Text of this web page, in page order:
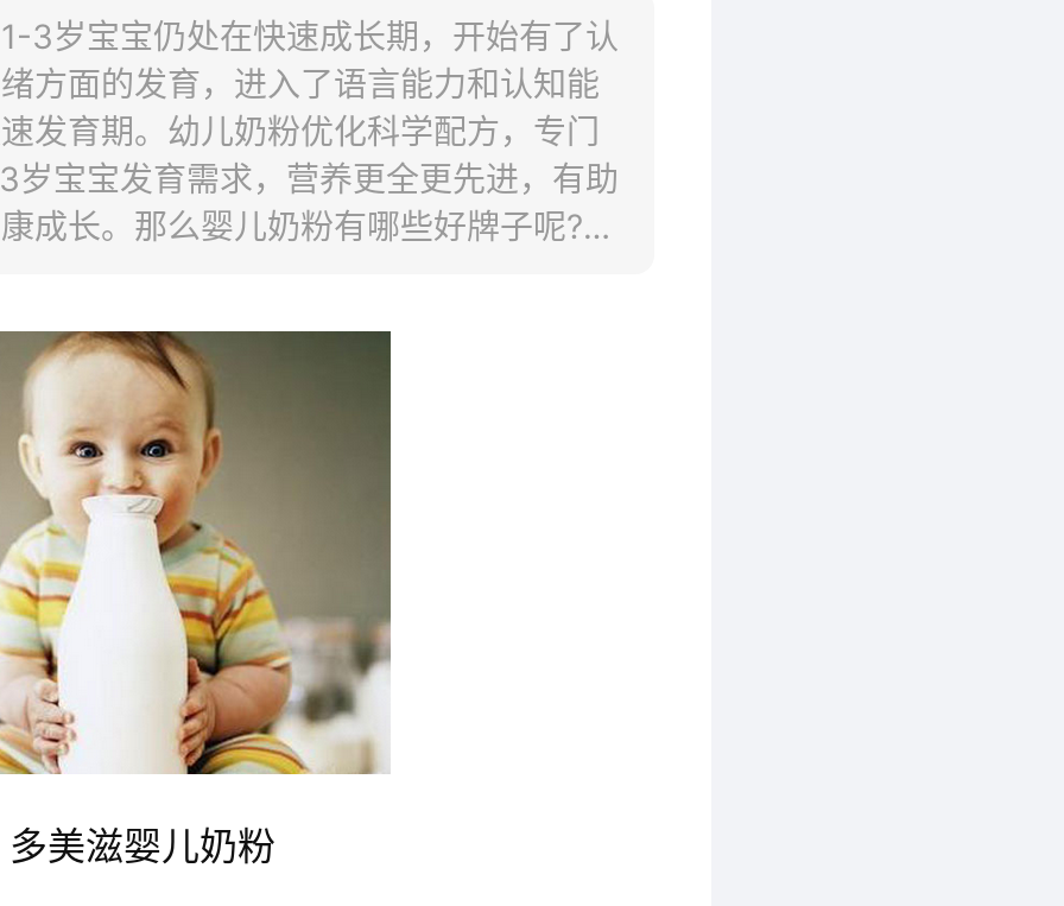
3岁宝宝仍处在快速成长期，开始有了认
方面的发育，进入了语言能力和认知能
发育期。幼儿奶粉优化科学配方，专门
岁宝宝发育需求，营养更全更先进，有助
成长。那么婴儿奶粉有哪些好牌子呢?主
Kabrita佳贝艾特4、雅培婴儿奶粉5、惠
粉6、伊利婴儿奶粉7、雀巢婴儿奶粉8、
奶粉9、圣元婴儿奶粉10、明冶婴儿奶粉
多美滋婴儿奶粉